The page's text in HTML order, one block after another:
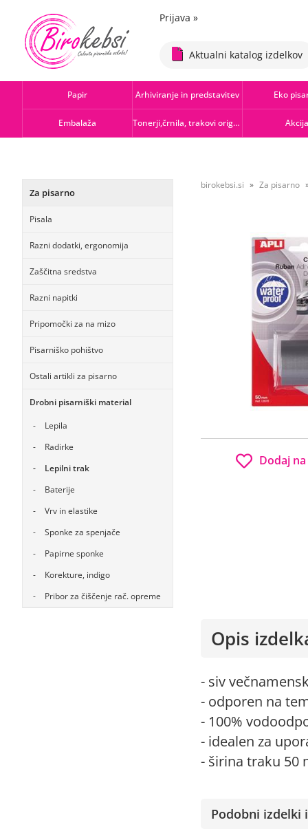
Prijava »
Aktualni katalog izdelkov
Papir Arhiviranje in predstavitev Eko
Embalaža Tonerji,črnila, trakovi orig.-rec. Akcija
Za pisarno
Pisala
Razni dodatki, ergonomija
Zaščitna sredstva
Razni napitki
Pripomočki za na mizo
Pisarniško pohištvo
Ostali artikli za pisarno
Drobni pisarniški material
Lepila
Radirke
Lepilni trak
Baterije
Vrv in elastike
Sponke za spenjače
Papirne sponke
Korekture, indigo
Pribor za čiščenje rač. opreme
birokebsi.si Za pisarno
Dodaj
Opis
- siv
- odporen na
- 100%
- idealen za
- širina traku 50
Podobni izdelki